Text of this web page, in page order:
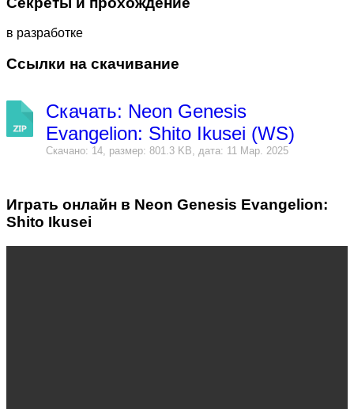
в разработке
Ссылки на скачивание
Скачать: Neon Genesis
Evangelion: Shito Ikusei (WS)
Скачано: 14, размер: 801.3 KB, дата: 11 Мар. 2025
Играть онлайн в Neon Genesis Evangelion:
Shito Ikusei